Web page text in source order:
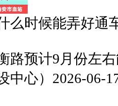
么时候能弄好通
路预计9月份左
中心）2026-06-